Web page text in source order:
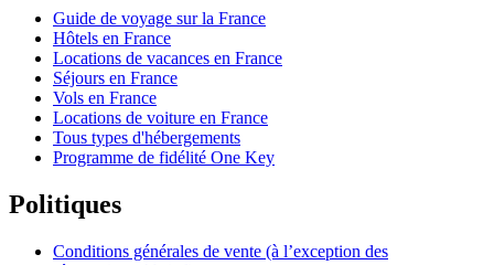
Guide de voyage sur la France
Hôtels en France
Locations de vacances en France
Séjours en France
Vols en France
Locations de voiture en France
Tous types d'hébergements
Programme de fidélité One Key
Politiques
Conditions générales de vente (à l’exception des